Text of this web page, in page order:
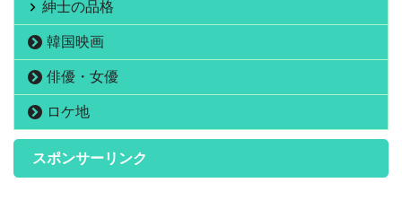
紳士の品格
韓国映画
俳優・女優
ロケ地
スポンサーリンク